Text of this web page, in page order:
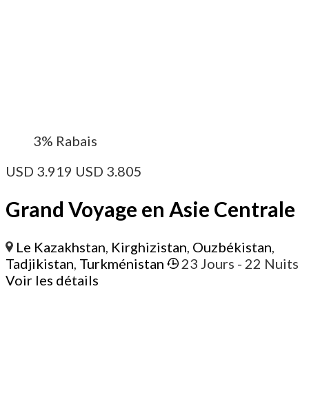
3% Rabais
USD 3.919 USD 3.805
Grand Voyage en Asie Centrale
Le Kazakhstan Kirghizistan Ouzbékistan
Tadjikistan Turkménistan 23 Jours - 22 Nuits
Voir les détails